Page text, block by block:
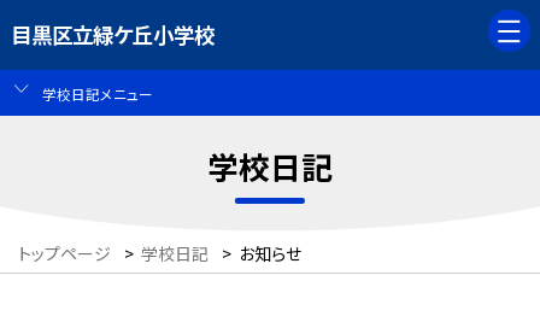
目黒区立緑ケ丘小学校
学校日記メニュー
学校日記
トップページ > 学校日記 > お知らせ